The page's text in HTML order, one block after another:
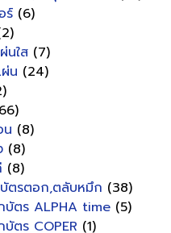
ร์ (6)
นใส (7)
น (24)
น (8)
(8)
(8)
ตรตอก,ตลับหมึก (38)
บัตร ALPHA time (5)
ตร COPER (1)